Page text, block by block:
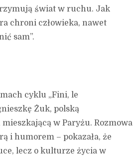
świat w ruchu. Jak
chroni człowieka, nawet
sam”.
cyklu „Fini, le
Żuk, polską
w Paryżu. Rozmowa
i humorem – pokazała, że
lecz o kulturze życia w